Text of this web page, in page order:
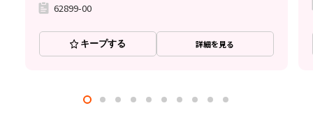
62899-00
キープする 詳細を見る